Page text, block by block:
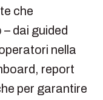
che
dai guided
nella
report
per garantire